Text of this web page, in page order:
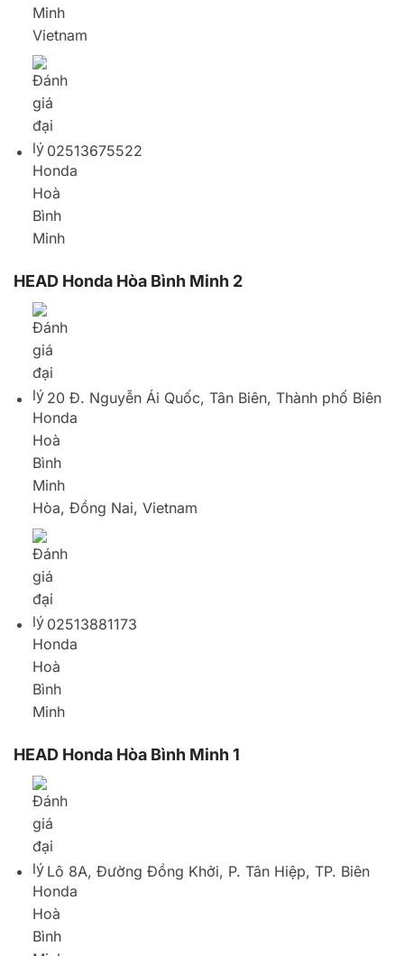
HEAD Honda Hòa Bình Minh 2
20 Đ. Nguyễn Ái Quốc, Tân Biên, Thành phố Biên
Hòa, Đồng Nai, Vietnam
02513881173
HEAD Honda Hòa Bình Minh 1
Lô 8A, Đường Đồng Khởi, P. Tân Hiệp, TP. Biên
Hòa, Tỉnh Đồng Nai
02516 537 667